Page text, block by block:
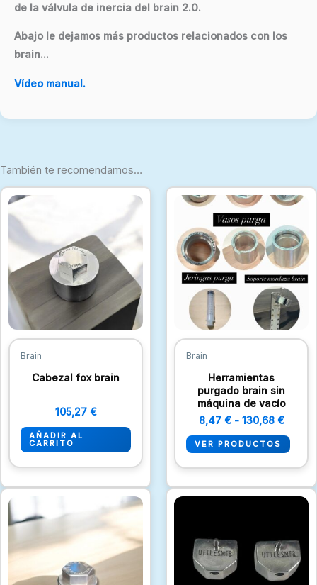
de la válvula de inercia del brain 2.0.
Abajo le dejamos más productos relacionados con los
brain…
Vídeo manual.
También te recomendamos…
Brain
Cabezal fox brain
105,27 €
AÑADIR AL
CARRITO
Brain
Herramientas
purgado brain sin
máquina de vacío
8,47 € - 130,68 €
Rango
de
desde
8,47 €
hasta
VER PRODUCTOS